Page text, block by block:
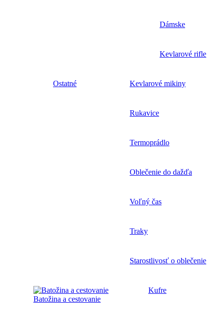
Dámske
Kevlarové rifle
Ostatné Kevlarové mikiny
Rukavice
Termoprádlo
Oblečenie do dažďa
Voľný čas
Traky
Starostlivosť o oblečenie
Batožina a cestovanie
Kufre